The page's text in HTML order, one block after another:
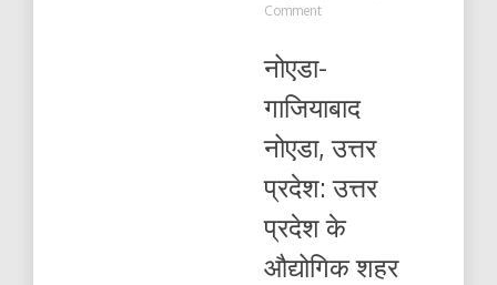
Commenton
शोषण:
घंटे
जगह
घंटे
काम,
नाममात्र
दिहाड़ी;
नोएडा-
गाजियाबाद
नोएडा, उत्तर
प्रदेश: उत्तर
प्रदेश के
औद्योगिक शहर